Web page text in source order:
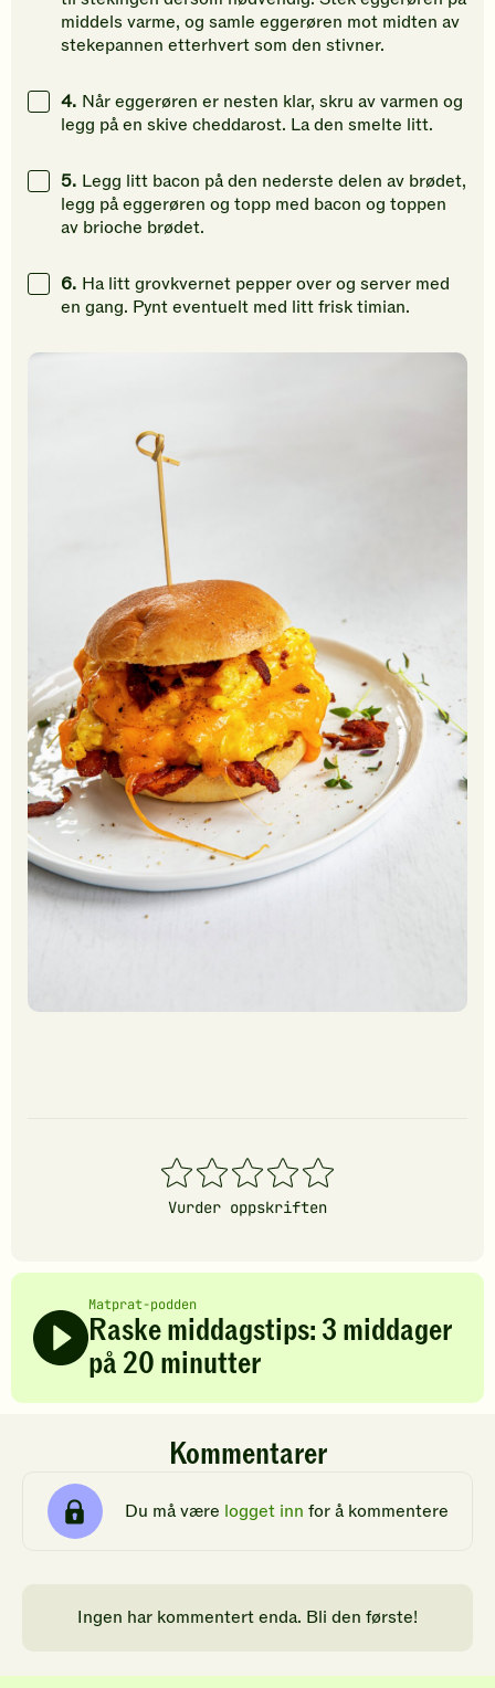
middels varme, og samle eggerøren mot midten av
stekepannen etterhvert som den stivner.
4. Når eggerøren er nesten klar, skru av varmen og
legg på en skive cheddarost. La den smelte litt.
5. Legg litt bacon på den nederste delen av brødet,
legg på eggerøren og topp med bacon og toppen
av brioche brødet.
6. Ha litt grovkvernet pepper over og server med
en gang. Pynt eventuelt med litt frisk timian.
1
stjerner
2
stjerner
3
stjerner
4
stjerner
5
stjerner
Vurder oppskriften
Matprat-podden
Raske middagstips: 3 middager
på 20 minutter
Kommentarer
Du må være logget inn for å kommentere
Ingen har kommentert enda. Bli den første!